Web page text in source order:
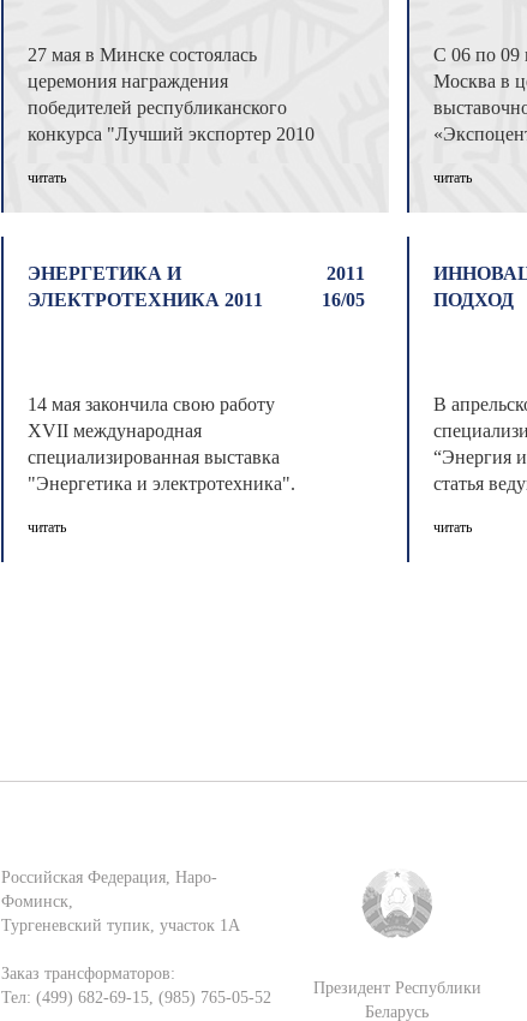
27 мая в Минске состоялась
церемония награждения
победителей республиканского
конкурса "Лучший экспортер 2010
ежегодный рес ...
читать
С 06 по 09
Москва в
читать
ЭНЕРГЕТИКА И
ЭЛЕКТРОТЕХНИКА 2011
2011
16/05
14 мая закончила свою работу
XVII международная
специализированная выставка
"Энергетика и электротехника".
читать
ПОДХОД
В
“Энергия
статья
читать
Российская Федерация, Наро-
Фоминск,
Тургеневский тупик, участок 1А
Заказ трансформаторов:
Тел: (499) 682-69-15, (985) 765-05-52
Президент Республики
Беларусь